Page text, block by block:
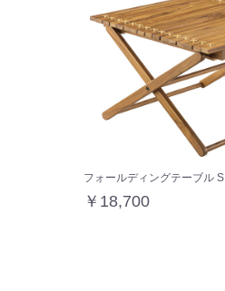
フォールディングテーブル S
￥18,700